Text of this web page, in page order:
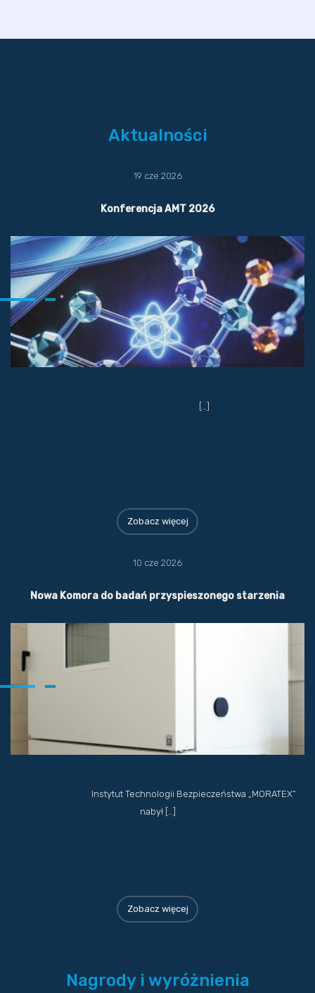
Aktualności
19 cze 2026
Konferencja AMT 2026
[…]
Zobacz więcej
10 cze 2026
Nowa Komora do badań przyspieszonego starzenia
Instytut Technologii Bezpieczeństwa „MORATEX”
nabył […]
Zobacz więcej
Nagrody i wyróżnienia